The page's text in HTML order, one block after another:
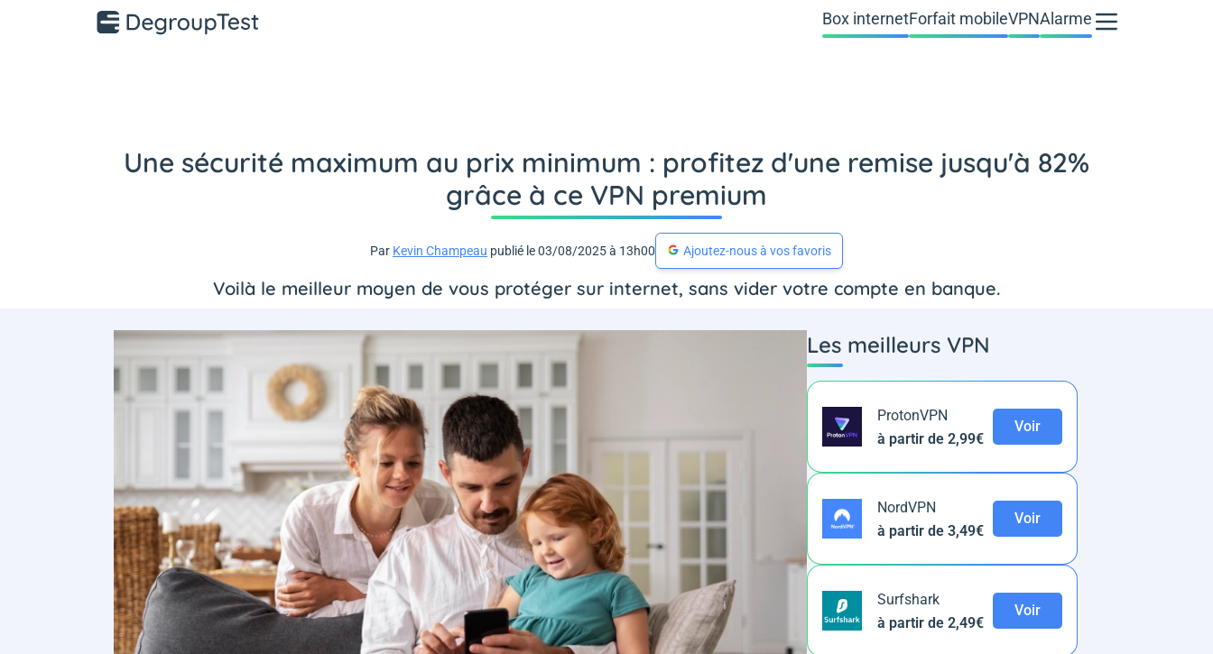
Box internetForfait mobileVPNAlarme
Une sécurité maximum au prix minimum : profitez d'une remise jusqu'à 82%
grâce à ce VPN premium
Par Kevin Champeau publié le 03/08/2025 à 13h00 Ajoutez-nous à vos favoris
Voilà le meilleur moyen de vous protéger sur internet, sans vider votre compte en banque.
Les meilleurs VPN
ProtonVPN
à partir de 2,99€
Voir
NordVPN
à partir de 3,49€
Voir
Surfshark
à partir de 2,49€
Voir